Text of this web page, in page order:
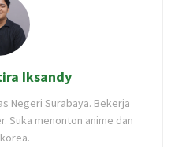
Iksandy
Negeri Surabaya. Bekerja
Suka menonton anime dan